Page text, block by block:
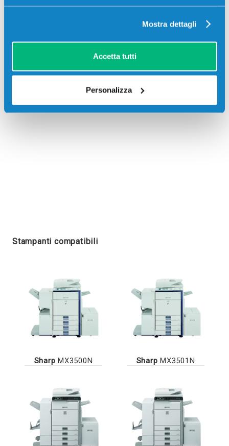
Mostra dettagli
Accetta tutti
Personalizza
Recensioni
Stampanti compatibili
Sharp MX3500N Sharp MX3501N